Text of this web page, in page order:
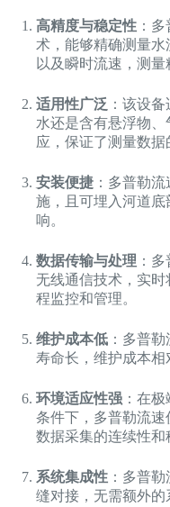
高精度与稳定性 ：
术，能够精确测量
以及瞬时流速，测量
适用性广泛 ：该设
水还是含有悬浮物
应，保证了测量数据
安装便捷 ：多普勒
施，且可埋入河道
响。
数据传输与处理 ：
无线通信技术，实
程监控和管理。
维护成本低 ：多普
寿命长，维护成本相
环境适应性强 ：在
条件下，多普勒流
数据采集的连续性和
系统集成性 ：多普
缝对接，无需额外的